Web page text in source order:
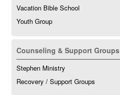
Vacation Bible School
Youth Group
Counseling & Support Groups
Stephen Ministry
Recovery / Support Groups